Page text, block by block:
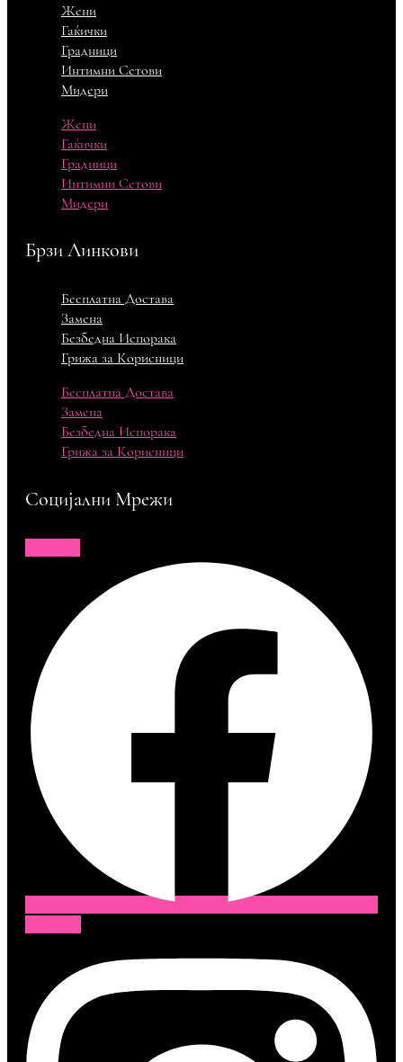
Жени
Гаќички
Градници
Интимни Сетови
Мидери
Жени
Гаќички
Градници
Интимни Сетови
Мидери
Брзи Линкови
Бесплатна Достава
Замена
Безбедна Испорака
Грижа за Корисници
Бесплатна Достава
Замена
Безбедна Испорака
Грижа за Корисници
Социјални Мрежи